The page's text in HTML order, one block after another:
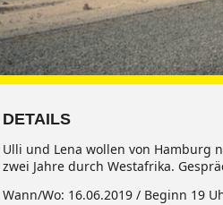
DETAILS
Ulli und Lena wollen von Hamburg
zwei Jahre durch Westafrika.
Wann/Wo: 16.06.2019 / Beginn 19